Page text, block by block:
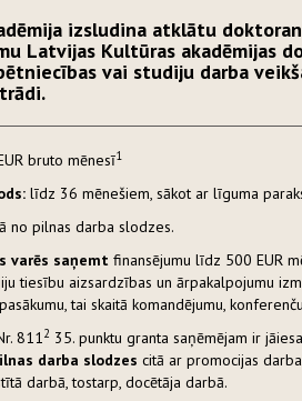
izsludina atklātu
Latvijas Kultūras akadēmijas
vai studiju darba
bruto mēnesī1
līdz 36 mēnešiem, sākot ar līguma
no pilnas darba slodzes.
varēs saņemt finansējumu līdz 500 EUR
tiesību aizsardzības un ārpakalpojumu
tai skaitā komandējumu,
8112 35. punktu granta saņēmējam ir
darba slodzes citā ar promocijas
darbā, tostarp, docētāja darbā.